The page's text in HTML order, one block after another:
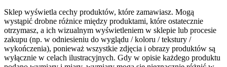
Sklep wyświetla cechy produktów, które zamawiasz. Mogą
wystąpić drobne różnice między produktami, które ostatecznie
otrzymasz, a ich wizualnym wyświetleniem w sklepie lub procesie
zakupu (np. w odniesieniu do wyglądu / koloru / tekstury /
wykończenia), ponieważ wszystkie zdjęcia i obrazy produktów są
wyłącznie w celach ilustracyjnych. Gdy w opisie każdego produktu